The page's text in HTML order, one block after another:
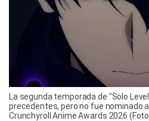
La segunda temporada de "Solo
precedentes, pero no fue nominado
Crunchyroll Anime Awards 2026